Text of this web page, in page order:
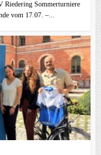
Riedering Sommerturniere
vom 17.07. –...